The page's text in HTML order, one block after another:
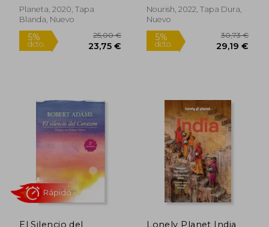
Planeta, 2020, Tapa
Blanda, Nuevo
Nourish, 2022, Tapa Dura,
Nuevo
El Silencio del
Lonely Planet India